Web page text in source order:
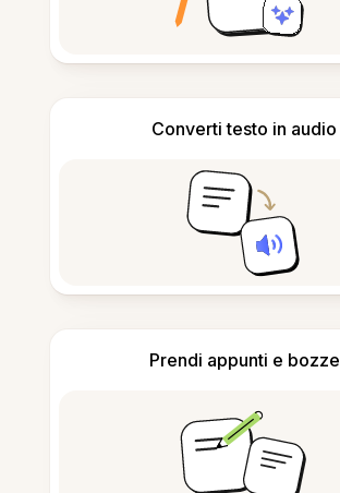
Converti testo in audio
Prendi appunti e bozze